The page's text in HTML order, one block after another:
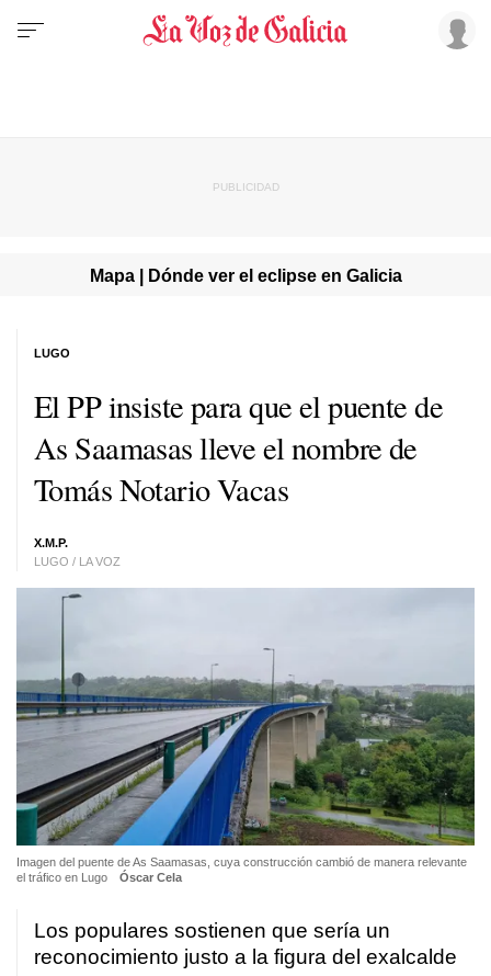
Mapa | Dónde ver el eclipse en Galicia
El PP insiste para que el puente de
As Saamasas lleve el nombre de
Tomás Notario Vacas
X.M.P.
LUGO / LA VOZ
LUGO
Imagen del puente de As Saamasas, cuya construcción cambió de manera relevante
el tráfico en Lugo
Óscar Cela
Los populares sostienen que sería un
reconocimiento justo a la figura del exalcalde